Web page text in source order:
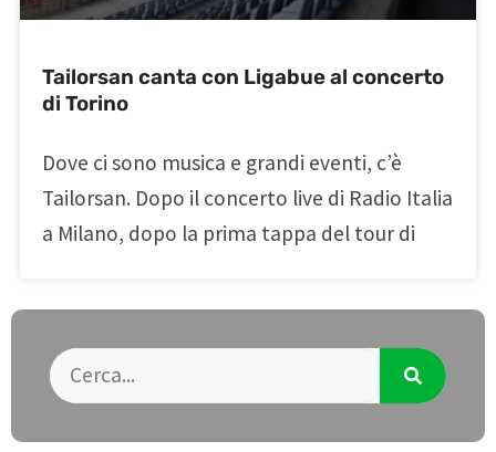
Tailorsan canta con Ligabue al concerto
di Torino
Dove ci sono musica e grandi eventi, c’è
Tailorsan. Dopo il concerto live di Radio Italia
a Milano, dopo la prima tappa del tour di